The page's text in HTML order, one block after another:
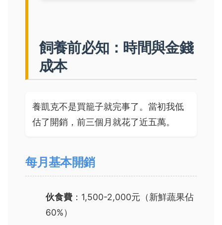
飼養前必知：時間與金錢
成本
養凱克不是買籠子就完事了。當初我低
估了開銷，前三個月就花了近五萬。
每月基本開銷
伙食費：1,500-2,000元（新鮮蔬果佔
60%）